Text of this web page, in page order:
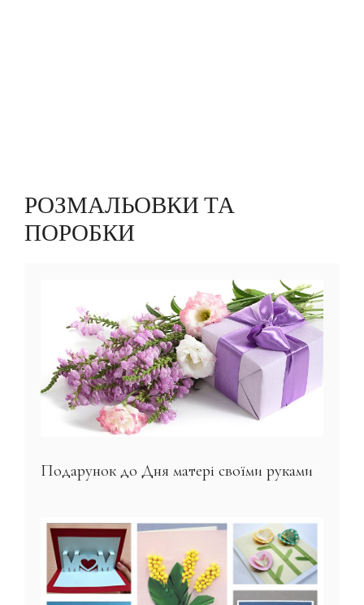
РОЗМАЛЬОВКИ ТА
ПОРОБКИ
Подарунок до Дня матері своїми руками